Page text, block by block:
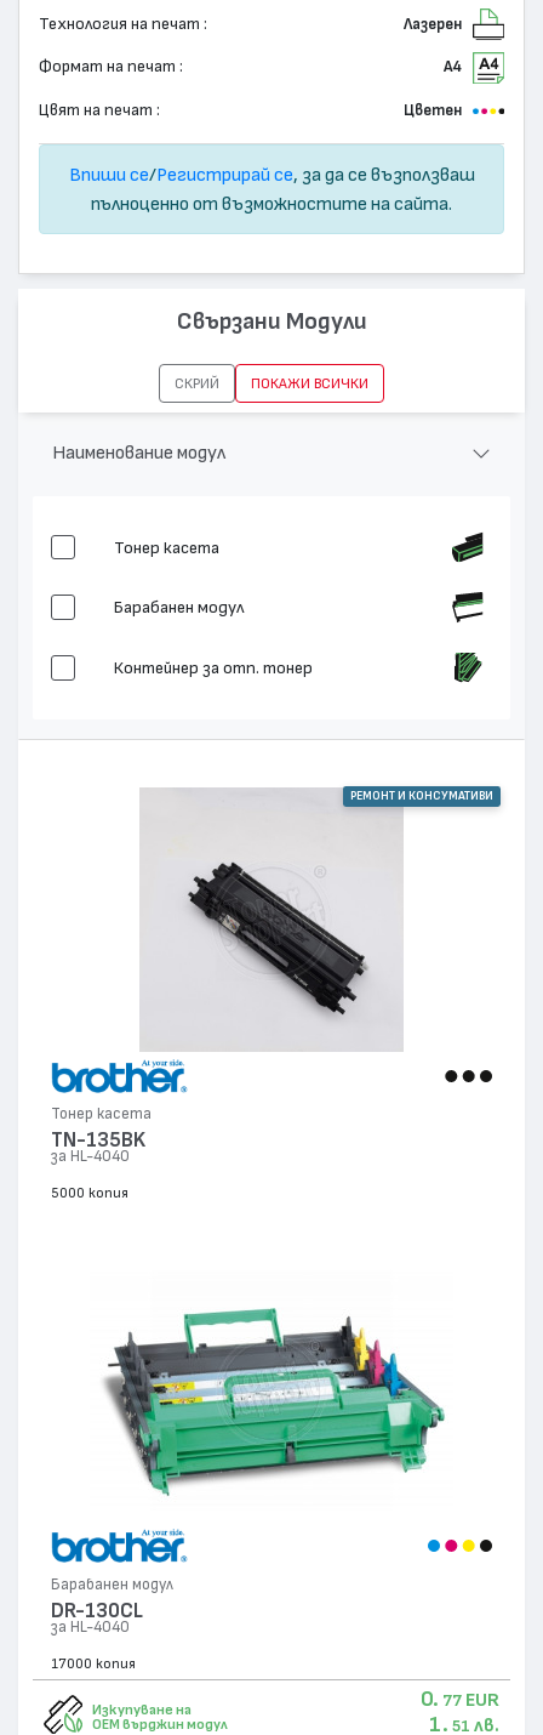
Технология на печат : Лазерен
Формат на печат : А4
Цвят на печат : Цветен
Впиши се/Регистрирай се, за да се възползваш
пълноценно от възможностите на сайта.
Свързани Модули
СКРИЙ ПОКАЖИ ВСИЧКИ
Наименование модул
Тонер касета
Барабанен модул
Контейнер за отп. тонер
РЕМОНТ И КОНСУМАТИВИ
Тонер касета
TN-135BK
за HL-4040
5000 копия
Барабанен модул
DR-130CL
за HL-4040
17000 копия
Изкупуване на
OEM върджин модул
0. 77 EUR
1. 51 лв.